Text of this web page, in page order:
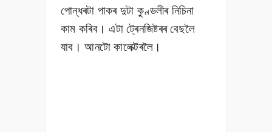
পোন্ধৰটা পাকৰ দুটা কুণ্ডলীৰ নিচিনা
কাম কৰিব। এটা ট্ৰেনজিষ্টৰৰ বেছলৈ
যাব। আনটো কালেক্টৰলৈ।